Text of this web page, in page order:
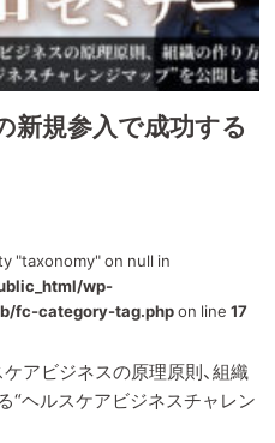
規参入で成功する
"taxonomy" on null in
wp-
fc-category-tag.phpon line17
アビジネスの原理原則、組織
“ヘルスケアビジネスチャレン